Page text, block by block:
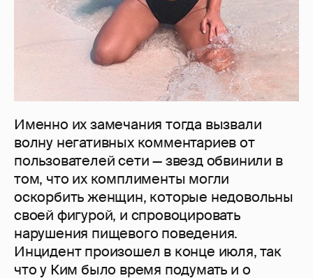
Именно их замечания тогда вызвали
волну негативных комментариев от
пользователей сети — звезд обвинили в
том, что их комплименты могли
оскорбить женщин, которые недовольны
своей фигурой, и спровоцировать
нарушения пищевого поведения.
Инцидент произошел в конце июля, так
что у Ким было время подумать и о